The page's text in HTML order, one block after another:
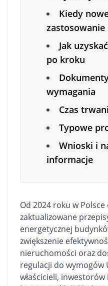
Kiedy
Jak
po kroku
wymagania
Czas
Typowe
Wnioski i
informacje
Od 2024 roku w
zaktualizowane
energetycznej
zwiększenie
nieruchomości oraz
regulacji do wymogów
właścicieli,